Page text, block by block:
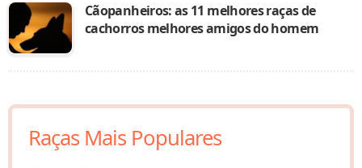
Cãopanheiros: as 11 melhores raças de
cachorros melhores amigos do homem
Raças Mais Populares